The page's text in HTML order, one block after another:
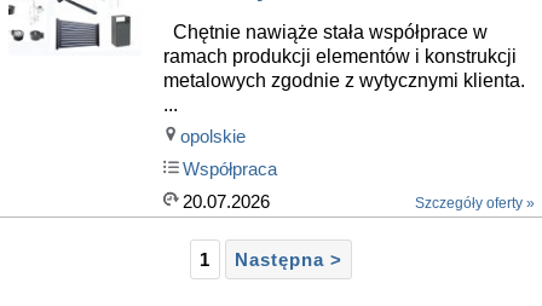
Chętnie nawiąże stała współprace w
ramach produkcji elementów i konstrukcji
metalowych zgodnie z wytycznymi klienta.
...
opolskie
Współpraca
20.07.2026
Szczegóły oferty »
1 Następna >